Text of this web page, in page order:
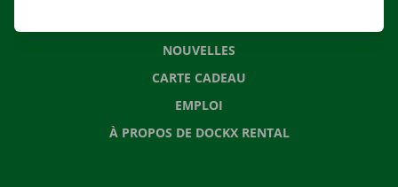
NOUVELLES
CARTE CADEAU
EMPLOI
À PROPOS DE DOCKX RENTAL